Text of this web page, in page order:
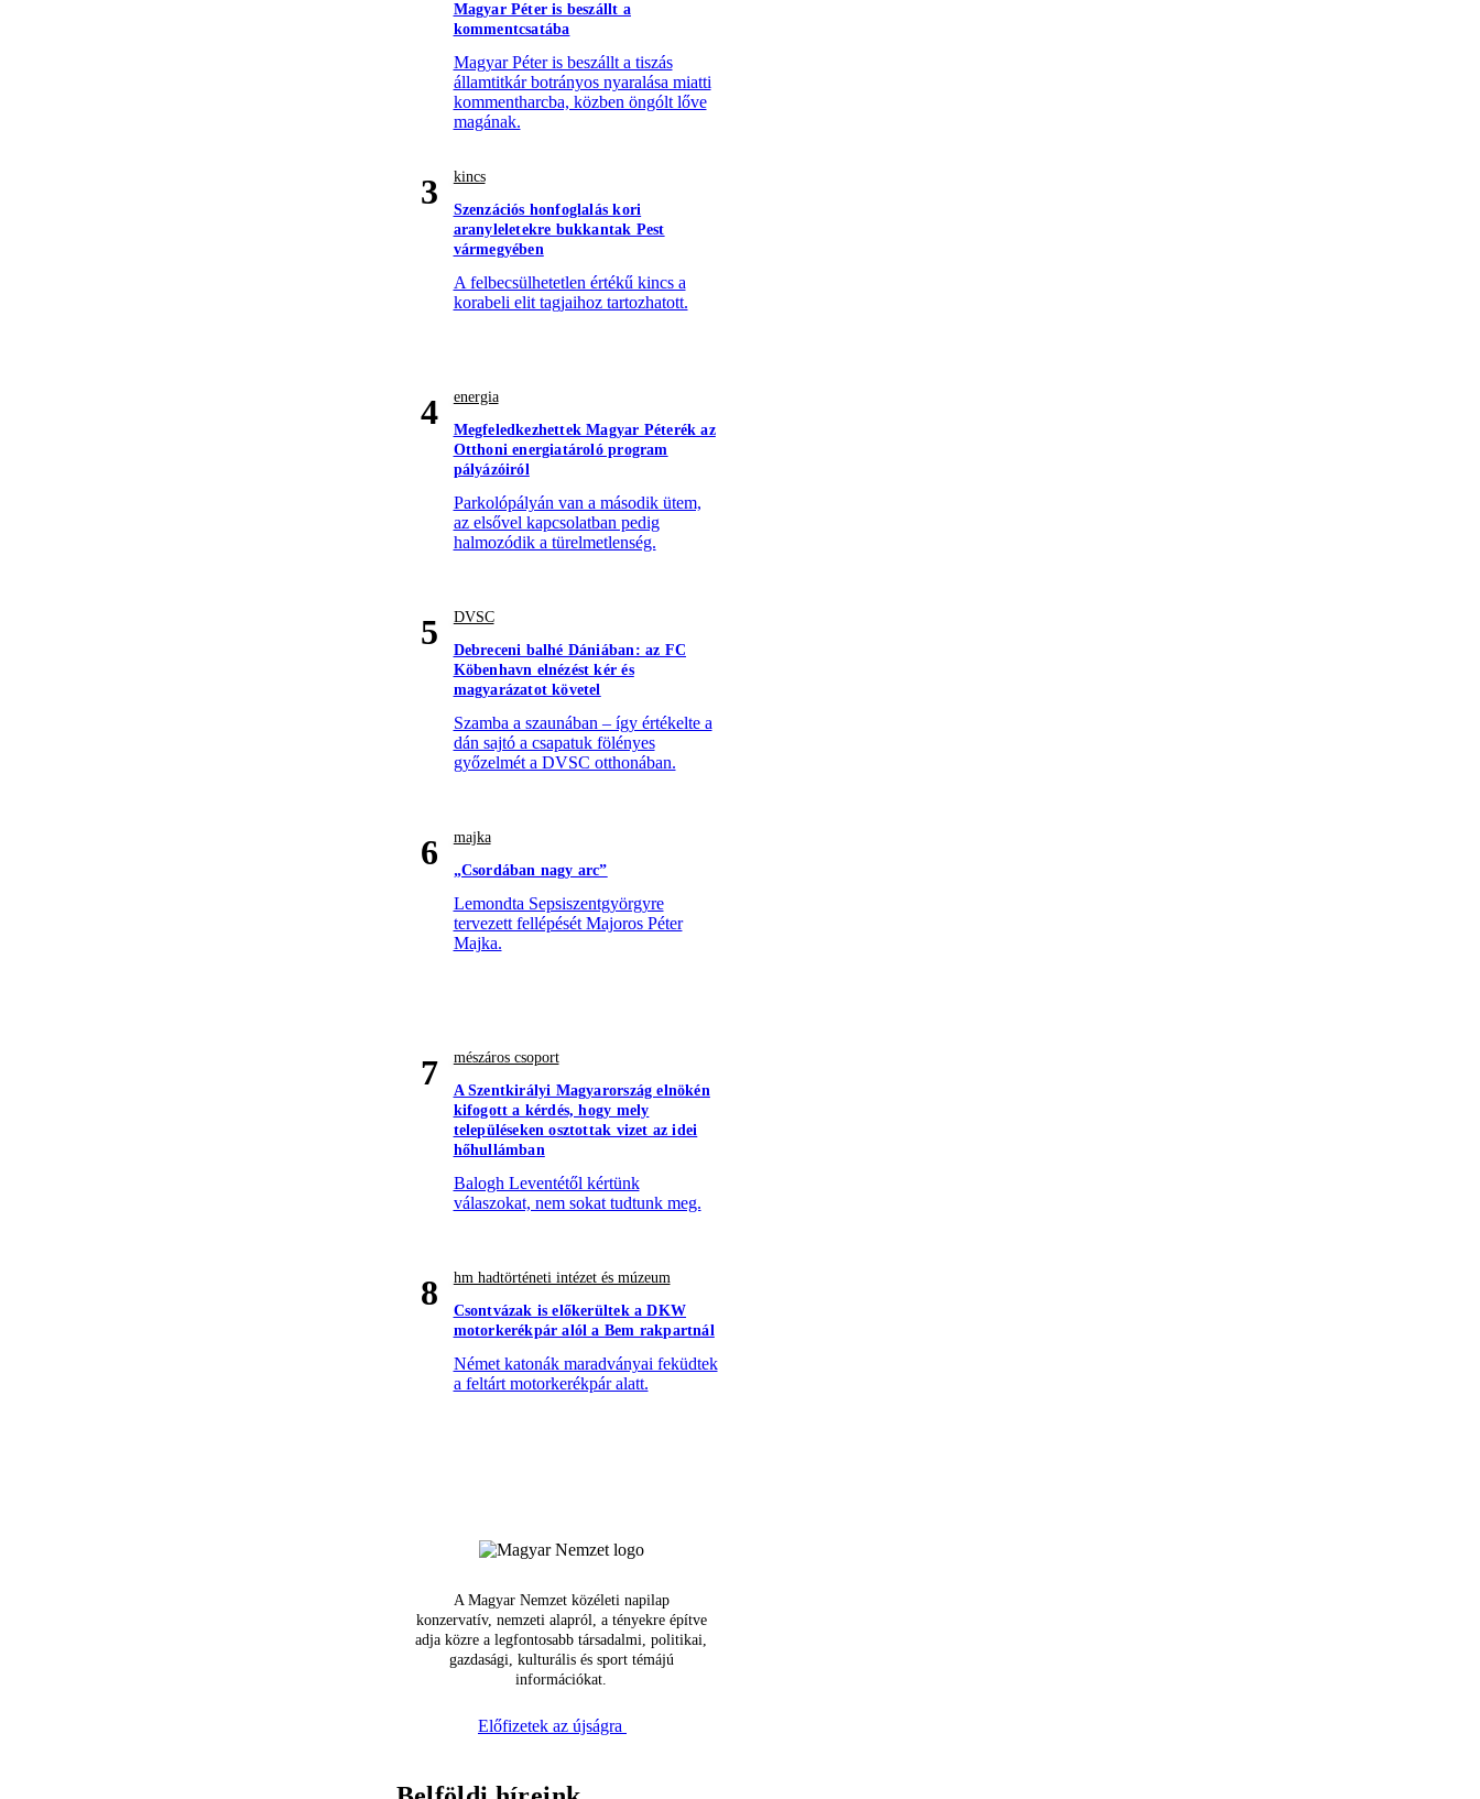
Magyar Péter is beszállt a
kommentcsatába
Magyar Péter is beszállt a tiszás
államtitkár botrányos nyaralása miatti
kommentharcba, közben öngólt lőve
magának.
3
kincs
Szenzációs honfoglalás kori
aranyleletekre bukkantak Pest
vármegyében
A felbecsülhetetlen értékű kincs a
korabeli elit tagjaihoz tartozhatott.
4
energia
Megfeledkezhettek Magyar Péterék az
Otthoni energiatároló program
pályázóiról
Parkolópályán van a második ütem,
az elsővel kapcsolatban pedig
halmozódik a türelmetlenség.
5
DVSC
Debreceni balhé Dániában: az FC
Köbenhavn elnézést kér és
magyarázatot követel
Szamba a szaunában – így értékelte a
dán sajtó a csapatuk fölényes
győzelmét a DVSC otthonában.
6
majka
„Csordában nagy arc”
Lemondta Sepsiszentgyörgyre
tervezett fellépését Majoros Péter
Majka.
7
mészáros csoport
A Szentkirályi Magyarország elnökén
kifogott a kérdés, hogy mely
településeken osztottak vizet az idei
hőhullámban
Balogh Leventétől kértünk
válaszokat, nem sokat tudtunk meg.
8
hm hadtörténeti intézet és múzeum
Csontvázak is előkerültek a DKW
motorkerékpár alól a Bem rakpartnál
Német katonák maradványai feküdtek
a feltárt motorkerékpár alatt.
A Magyar Nemzet közéleti napilap
konzervatív, nemzeti alapról, a tényekre építve
adja közre a legfontosabb társadalmi, politikai,
gazdasági, kulturális és sport témájú
információkat.
Előfizetek az újságra